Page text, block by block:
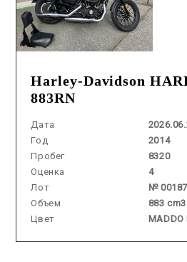
Harley-Davidson
883RN
Дата
Год
2014
Пробег
8320
Оценка
4
Лот
№ 00187
Объем
883 cm3
Цвет
MADDO